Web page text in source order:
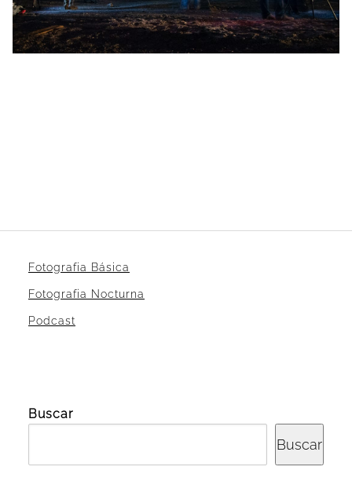
Fotografia Básica
Fotografia Nocturna
Podcast
Buscar
Buscar